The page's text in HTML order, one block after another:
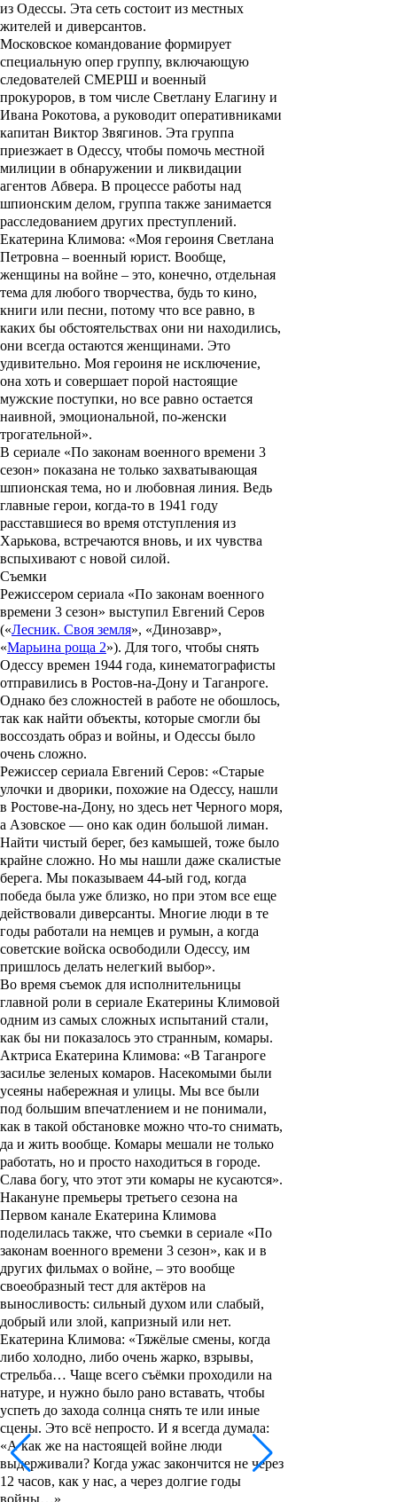
из Одессы. Эта сеть состоит из местных
жителей и диверсантов.
Московское командование формирует
специальную опер группу, включающую
следователей СМЕРШ и военный
прокуроров, в том числе Светлану Елагину и
Ивана Рокотова, а руководит оперативниками
капитан Виктор Звягинов. Эта группа
приезжает в Одессу, чтобы помочь местной
милиции в обнаружении и ликвидации
агентов Абвера. В процессе работы над
шпионским делом, группа также занимается
расследованием других преступлений.
Екатерина Климова: «Моя героиня Светлана
Петровна – военный юрист. Вообще,
женщины на войне – это, конечно, отдельная
тема для любого творчества, будь то кино,
книги или песни, потому что все равно, в
каких бы обстоятельствах они ни находились,
они всегда остаются женщинами. Это
удивительно. Моя героиня не исключение,
она хоть и совершает порой настоящие
мужские поступки, но все равно остается
наивной, эмоциональной, по-женски
трогательной».
В сериале «По законам военного времени 3
сезон» показана не только захватывающая
шпионская тема, но и любовная линия. Ведь
главные герои, когда-то в 1941 году
расставшиеся во время отступления из
Харькова, встречаются вновь, и их чувства
вспыхивают с новой силой.
Съемки
Режиссером сериала «По законам военного
времени 3 сезон» выступил Евгений Серов
(«Лесник. Своя земля», «Динозавр»,
«Марьина роща 2»). Для того, чтобы снять
Одессу времен 1944 года, кинематографисты
отправились в Ростов-на-Дону и Таганроге.
Однако без сложностей в работе не обошлось,
так как найти объекты, которые смогли бы
воссоздать образ и войны, и Одессы было
очень сложно.
Режиссер сериала Евгений Серов: «Старые
улочки и дворики, похожие на Одессу, нашли
в Ростове-на-Дону, но здесь нет Черного моря,
а Азовское — оно как один большой лиман.
Найти чистый берег, без камышей, тоже было
крайне сложно. Но мы нашли даже скалистые
берега. Мы показываем 44-ый год, когда
победа была уже близко, но при этом все еще
действовали диверсанты. Многие люди в те
годы работали на немцев и румын, а когда
советские войска освободили Одессу, им
пришлось делать нелегкий выбор».
Во время съемок для исполнительницы
главной роли в сериале Екатерины Климовой
одним из самых сложных испытаний стали,
как бы ни показалось это странным, комары.
Актриса Екатерина Климова: «В Таганроге
засилье зеленых комаров. Насекомыми были
усеяны набережная и улицы. Мы все были
под большим впечатлением и не понимали,
как в такой обстановке можно что-то снимать,
да и жить вообще. Комары мешали не только
работать, но и просто находиться в городе.
Слава богу, что этот эти комары не кусаются».
Накануне премьеры третьего сезона на
Первом канале Екатерина Климова
поделилась также, что съемки в сериале «По
законам военного времени 3 сезон», как и в
других фильмах о войне, – это вообще
своеобразный тест для актёров на
выносливость: сильный духом или слабый,
добрый или злой, капризный или нет.
Екатерина Климова: «Тяжёлые смены, когда
либо холодно, либо очень жарко, взрывы,
стрельба… Чаще всего съёмки проходили на
натуре, и нужно было рано вставать, чтобы
успеть до захода солнца снять те или иные
сцены. Это всё непросто. И я всегда думала:
«А как же на настоящей войне люди
выдерживали? Когда ужас закончится не через
12 часов, как у нас, а через долгие годы